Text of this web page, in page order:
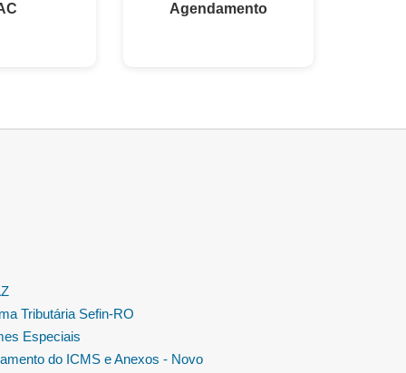
Agendamento
Tributária Sefin-RO
Especiais
do ICMS e Anexos - Novo